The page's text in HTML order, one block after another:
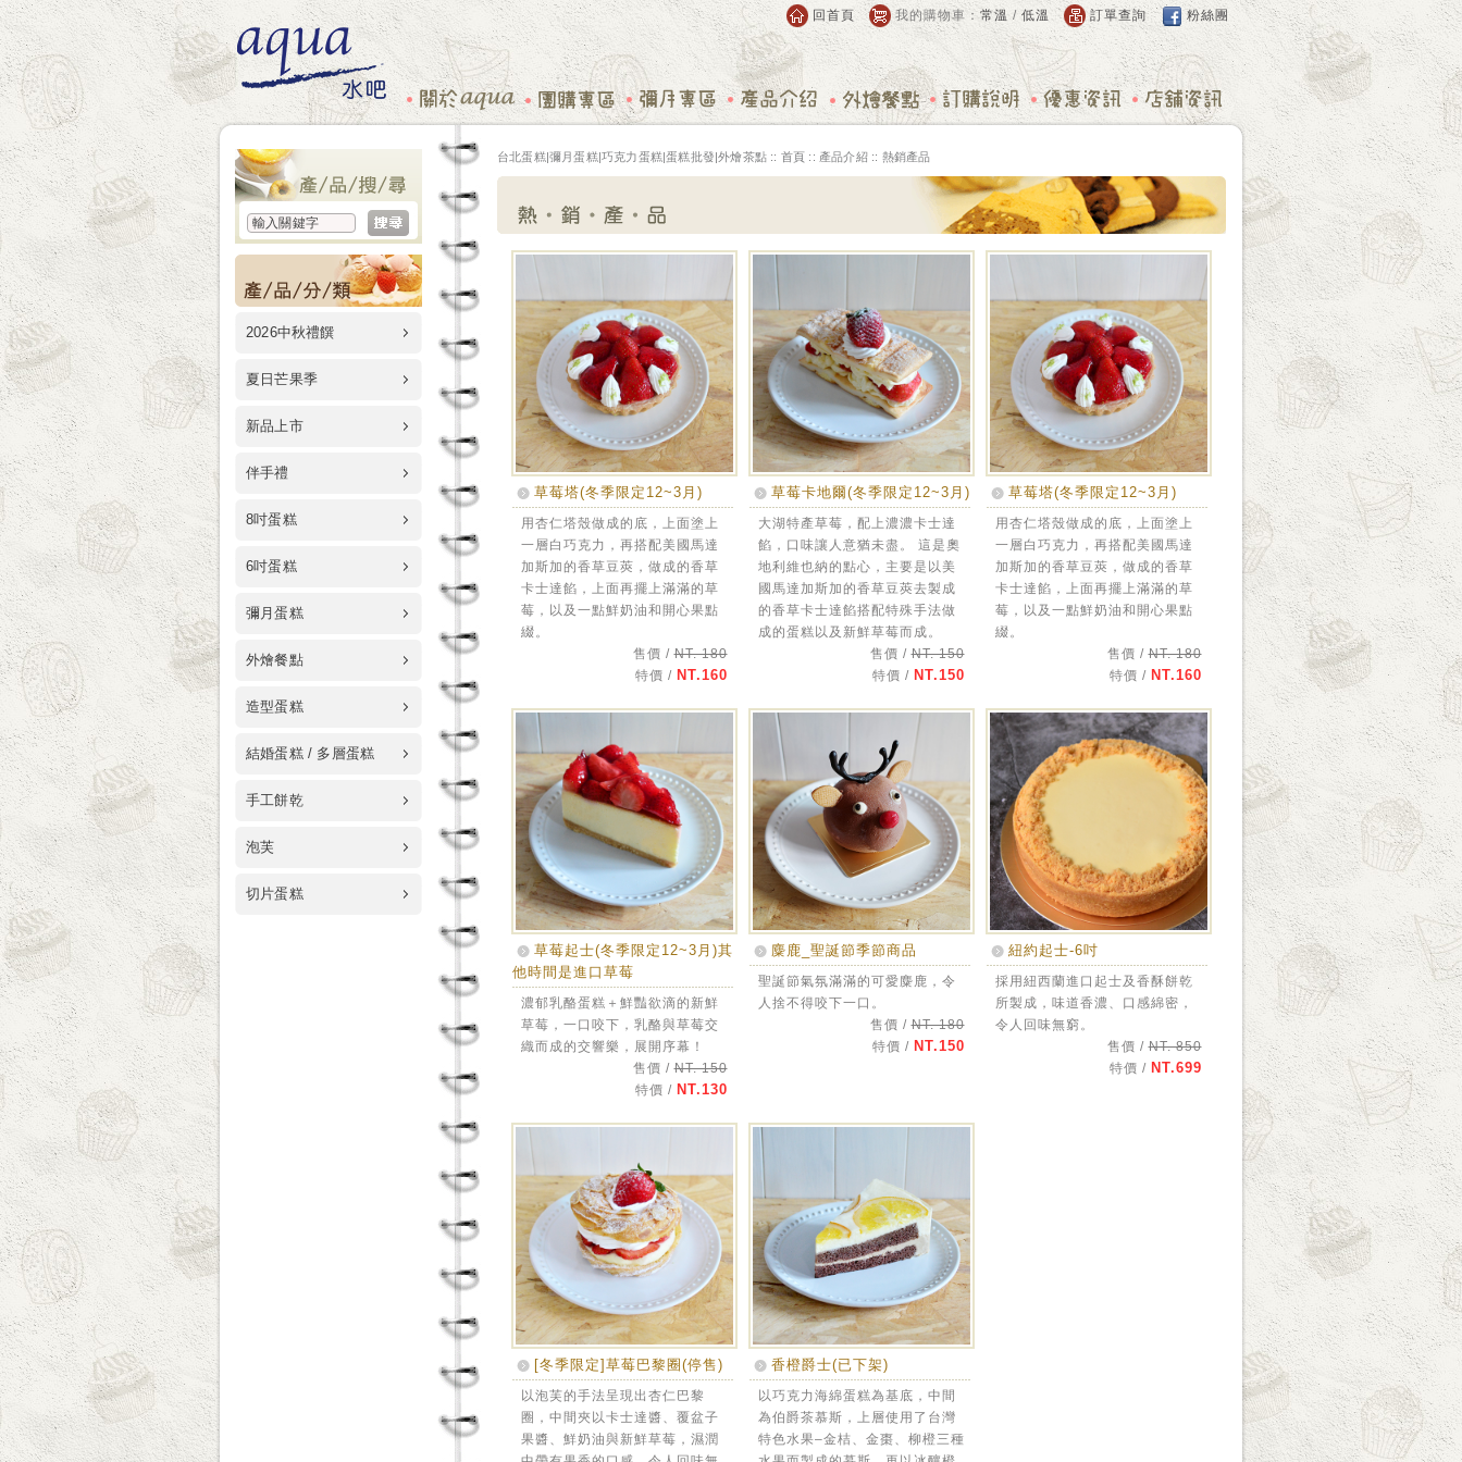
回首頁 我的購物車：常溫 / 低溫 訂單查詢 粉絲團
2026中秋禮饌
夏日芒果季
新品上市
伴手禮
8吋蛋糕
6吋蛋糕
彌月蛋糕
外燴餐點
造型蛋糕
結婚蛋糕 / 多層蛋糕
手工餅乾
泡芙
切片蛋糕
台北蛋糕|彌月蛋糕|巧克力蛋糕|蛋糕批發|外燴茶點 :: 首頁 :: 產品介紹 :: 熱銷產品
草莓塔(冬季限定12~3月)
用杏仁塔殼做成的底，上面塗上
一層白巧克力，再搭配美國馬達
加斯加的香草豆莢，做成的香草
卡士達餡，上面再擺上滿滿的草
莓，以及一點鮮奶油和開心果點
綴。
售價 /NT. 180
特價 / NT.160
草莓卡地爾(冬季限定12~3月)
大湖特產草莓，配上濃濃卡士達
餡，口味讓人意猶未盡。 這是奧
地利維也納的點心，主要是以美
國馬達加斯加的香草豆莢去製成
的香草卡士達餡搭配特殊手法做
成的蛋糕以及新鮮草莓而成。
售價 /NT. 150
特價 / NT.150
草莓塔(冬季限定12~3月)
用杏仁塔殼做成的底，上面塗上
一層白巧克力，再搭配美國馬達
加斯加的香草豆莢，做成的香草
卡士達餡，上面再擺上滿滿的草
莓，以及一點鮮奶油和開心果點
綴。
售價 /NT. 180
特價 / NT.160
草莓起士(冬季限定12~3月)其
他時間是進口草莓
濃郁乳酪蛋糕＋鮮豔欲滴的新鮮
草莓，一口咬下，乳酪與草莓交
織而成的交響樂，展開序幕！
售價 /NT. 150
特價 / NT.130
麋鹿_聖誕節季節商品
聖誕節氣氛滿滿的可愛麋鹿，令
人捨不得咬下一口。
售價 /NT. 180
特價 / NT.150
紐約起士-6吋
採用紐西蘭進口起士及香酥餅乾
所製成，味道香濃、口感綿密，
令人回味無窮。
售價 /NT. 850
特價 / NT.699
[冬季限定]草莓巴黎圈(停售)
以泡芙的手法呈現出杏仁巴黎
圈，中間夾以卡士達醬、覆盆子
果醬、鮮奶油與新鮮草莓，濕潤
香橙爵士(已下架)
以巧克力海綿蛋糕為基底，中間
為伯爵茶慕斯，上層使用了台灣
特色水果–金桔、金棗、柳橙三種